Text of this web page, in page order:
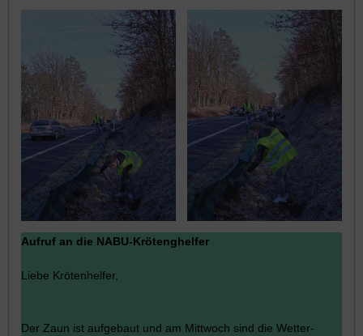
Aufruf an die NABU-Krötenghelfer
Liebe Krötenhelfer,
Der Zaun ist aufgebaut und am Mittwoch sind die Wetter-